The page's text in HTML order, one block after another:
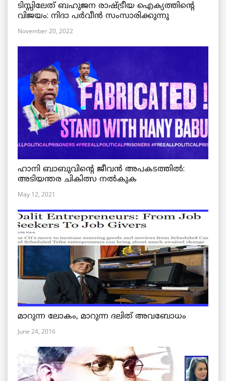
ടിസ്സിലേത് ബഹുജന രാഷ്ട്രീയ ഐക്യത്തിന്റെ
വിജയം: നിദാ പർവീൻ സംസാരിക്കുന്നു
November 20, 2022
ഹാനി ബാബുവിന്റെ ജീവൻ അപകടത്തിൽ:
അടിയന്തര ചികിത്സ നൽകുക
May 12, 2021
മാറുന്ന ലോകം, മാറുന്ന ദലിത് അവബോധം
June 24, 2016